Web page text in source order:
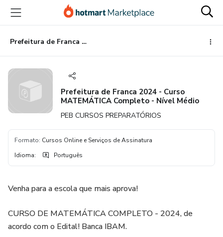
para
conteúdo
principal
para
pagamento
para
rodapé
Prefeitura de Franca 2024 - Curso MATEMÁTICA Completo - Nível Médio
Prefeitura de Franca 2024 - Curso
MATEMÁTICA Completo - Nível Médio
PEB CURSOS PREPARATÓRIOS
Formato: Cursos Online e Serviços de Assinatura
Idioma: Português
Venha para a escola que mais aprova!
CURSO DE MATEMÁTICA COMPLETO - 2024, de
acordo com o Edital! Banca IBAM.